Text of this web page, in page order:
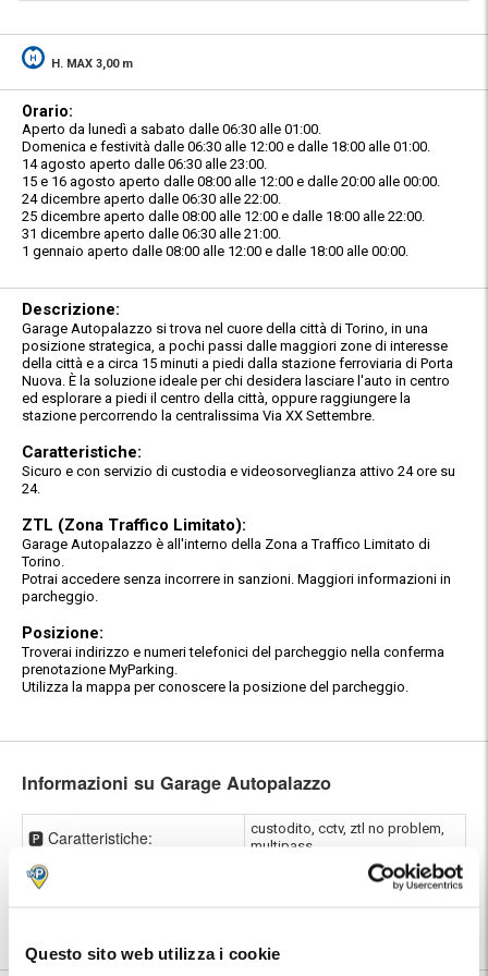
Questo sito web utilizza i cookie
H. MAX 3,00 m
Orario:
Aperto da lunedì a sabato dalle 06:30 alle 01:00.
Domenica e festività dalle 06:30 alle 12:00 e dalle 18:00 alle 01:00.
14 agosto aperto dalle 06:30 alle 23:00.
15 e 16 agosto aperto dalle 08:00 alle 12:00 e dalle 20:00 alle 00:00.
24 dicembre aperto dalle 06:30 alle 22:00.
25 dicembre aperto dalle 08:00 alle 12:00 e dalle 18:00 alle 22:00.
31 dicembre aperto dalle 06:30 alle 21:00.
1 gennaio aperto dalle 08:00 alle 12:00 e dalle 18:00 alle 00:00.
Descrizione:
Garage Autopalazzo si trova nel cuore della città di Torino, in una
posizione strategica, a pochi passi dalle maggiori zone di interesse
della città e a circa 15 minuti a piedi dalla stazione ferroviaria di Porta
Nuova. È la soluzione ideale per chi desidera lasciare l'auto in centro
ed esplorare a piedi il centro della città, oppure raggiungere la
stazione percorrendo la centralissima Via XX Settembre.
Caratteristiche:
Sicuro e con servizio di custodia e videosorveglianza attivo 24 ore su
24.
ZTL (Zona Traffico Limitato):
Garage Autopalazzo è all'interno della Zona a Traffico Limitato di
Torino.
Potrai accedere senza incorrere in sanzioni. Maggiori informazioni in
parcheggio.
Posizione:
Troverai indirizzo e numeri telefonici del parcheggio nella conferma
prenotazione MyParking.
Utilizza la mappa per conoscere la posizione del parcheggio.
Informazioni su Garage Autopalazzo
🅿️ Caratteristiche:
custodito, cctv, ztl no problem,
multipass
⭐ Votato dai clienti: